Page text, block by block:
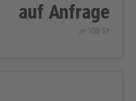
auf Anfrage
je 100 St